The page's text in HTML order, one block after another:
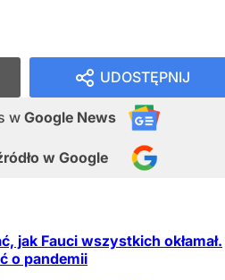
UDOSTĘPNIJ
w Google News
w Google
jak Fauci wszystkich okłamał.
o pandemii